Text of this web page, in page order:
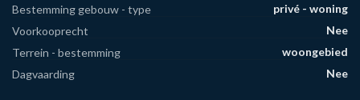
Bestemming gebouw - type
privé - woning
Voorkooprecht
Nee
Terrein - bestemming
woongebied
Dagvaarding
Nee